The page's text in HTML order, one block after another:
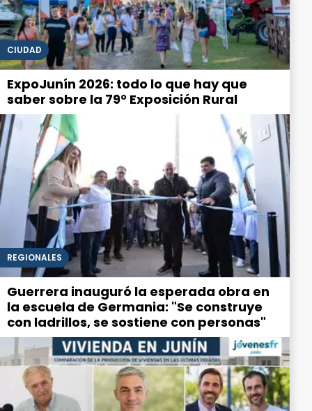
CIUDAD
ExpoJunín 2026: todo lo que hay que
saber sobre la 79° Exposición Rural
REGIONALES
Guerrera inauguró la esperada obra en
la escuela de Germania: "Se construye
con ladrillos, se sostiene con personas"